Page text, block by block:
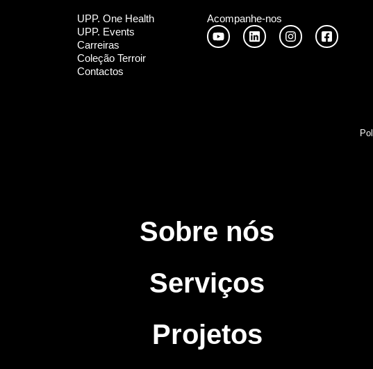
UPP. One Health
UPP. Events
Carreiras
Coleção Terroir
Contactos
Acompanhe-nos
Sobre nós
Serviços
Projetos